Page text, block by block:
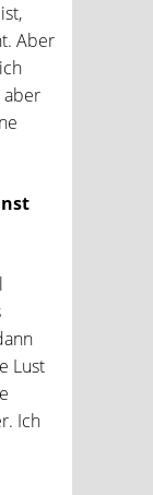
Aber
aber
Lust
Ich